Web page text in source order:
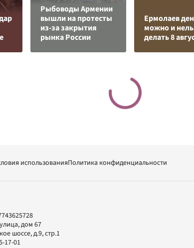
Рыбоводы Армении
вышли на протесты
из-за закрытия
рынка России
Ермолаев
можно и
делать 8
использованияПолитика конфиденциальности
дом 67
шоссе, д.9, стр.1
17-01